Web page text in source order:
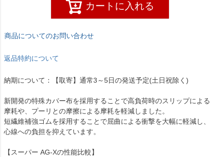
カートに入れる
商品についてのお問い合わせ
返品特約について
納期について：【取寄】通常3～5日の発送予定(土日祝除く)
新開発の特殊カバー布を採用することで高負荷時のスリップによる
摩耗や、プーリとの摩擦による摩耗を軽減しました。
短繊維補強ゴムを採用することで屈曲による衝撃を大幅に軽減し、
心線への負担を抑えています。
【スーパー AG-Xの性能比較】